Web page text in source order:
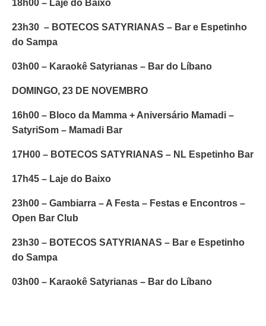
18h00 – Laje do Baixo
23h30 – BOTECOS SATYRIANAS – Bar e Espetinho
do Sampa
03h00 – Karaokê Satyrianas – Bar do Líbano
DOMINGO, 23 DE NOVEMBRO
16h00 – Bloco da Mamma + Aniversário Mamadi –
SatyriSom – Mamadi Bar
17H00 – BOTECOS SATYRIANAS – NL Espetinho Bar
17h45 – Laje do Baixo
23h00 – Gambiarra – A Festa – Festas e Encontros –
Open Bar Club
23h30 – BOTECOS SATYRIANAS – Bar e Espetinho
do Sampa
03h00 – Karaokê Satyrianas – Bar do Líbano